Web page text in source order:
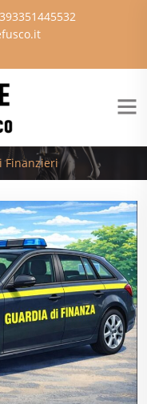
Finanzieri